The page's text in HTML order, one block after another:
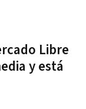
Libre
y está